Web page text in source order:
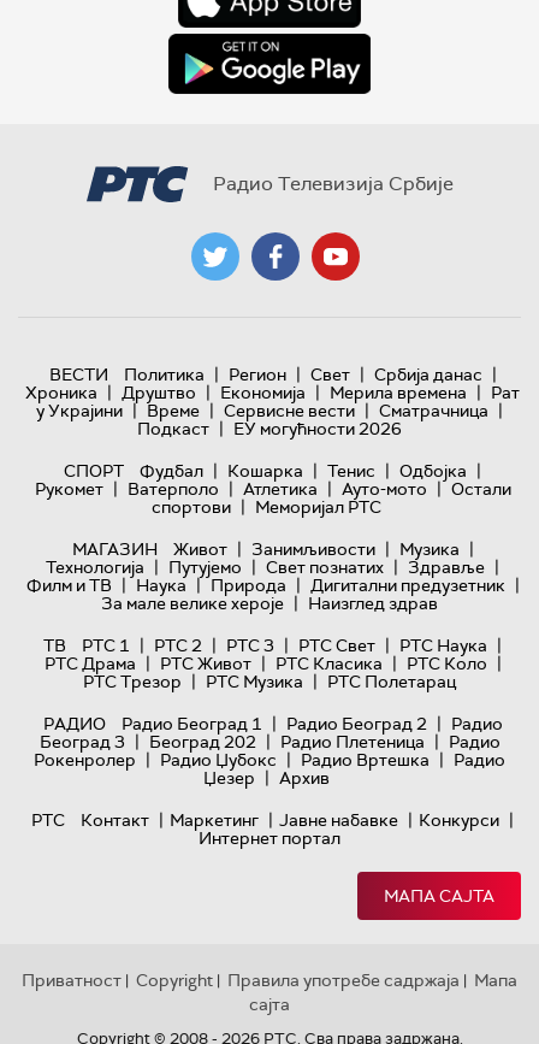
Радио Телевизија Србије
ВЕСТИ Политика | Регион | Свет | Србија данас |
Хроника | Друштво | Економија | Мерила времена | Рат
у Украјини | Време | Сервисне вести | Сматрачница |
Подкаст | ЕУ могућности 2026
СПОРТ
Фудбал | Кошарка | Тенис | Одбојка |
Рукомет | Ватерполо | Атлетика | Ауто-мото | Остали
спортови | Меморијал РТС
МАГАЗИН
Живот | Занимљивости | Музика |
Технологијa | Путујемо | Свет познатих | Здравље |
Филм и ТВ | Наука | Природа | Дигитални предузетник |
За мале велике хероје | Наизглед здрав
ТВ
РТС 1 | РТС 2 | РТС 3 | РТС Свет | РТС Наука |
РТС Драма | РТС Живот | РТС Класика | РТС Коло |
РТС Трезор | РТС Музика | РТС Полетарац
РАДИО
Радио Београд 1 | Радио Београд 2 | Радио
Београд 3 | Београд 202 | Радио Плетеница | Радио
Рокенролер | Радио Џубокс | Радио Вртешка | Радио
Џезер | Архив
РТС
Контакт | Маркетинг | Јавне набавке | Конкурси |
Интернет портал
МАПА САЈТА
Приватност | Copyright | Правила употребе садржаја | Мапа
сајта
Copyright © 2008 - 2026 РТС. Сва права задржана.